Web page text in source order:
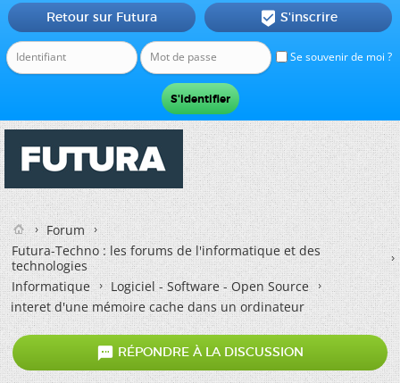
Se souvenir de moi ?
Retour sur Futura  S'inscrire
Forum
Futura-Techno : les forums de l'informatique et des
technologies
Informatique
Logiciel - Software - Open Source
interet d'une mémoire cache dans un ordinateur
 RÉPONDRE À LA DISCUSSION